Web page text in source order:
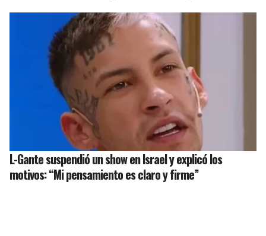
L-Gante suspendió un show en Israel y explicó los
motivos: “Mi pensamiento es claro y firme”